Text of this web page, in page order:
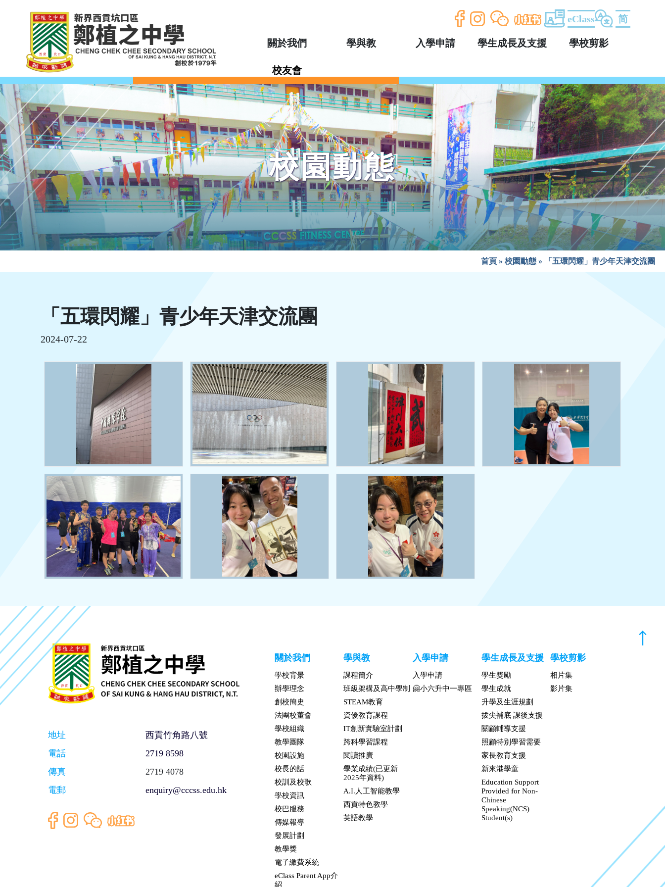
eClass 简
關於我們 學與教 入學申請 學生成長及支援 學校剪影
校友會
校園動態
首頁 » 校園動態 » 「五環閃耀」青少年天津交流團
「五環閃耀」青少年天津交流團
2024-07-22
地址
西貢竹角路八號
電話
2719 8598
傳真
2719 4078
電郵
enquiry@cccss.edu.hk
關於我們
學校背景
辦學理念
創校簡史
法團校董會
學校組織
教學團隊
校園設施
校長的話
校訓及校歌
學校資訊
校巴服務
傳媒報導
發展計劃
教學獎
電子繳費系統
eClass Parent App介
紹
學與教
課程簡介
班級架構及高中學制
STEAM教育
資優教育課程
IT創新實驗室計劃
跨科學習課程
閱讀推廣
學業成績(已更新
2025年資料)
A.I.人工智能教學
西貢特色教學
英語教學
入學申請
入學申請
🤗小六升中一專區
學生成長及支援
學生獎勵
學生成就
升學及生涯規劃
拔尖補底 課後支援
關顧輔導支援
照顧特別學習需要
家長教育支援
新來港學童
Education Support
Provided for Non-
Chinese
Speaking(NCS)
Student(s)
學校剪影
相片集
影片集